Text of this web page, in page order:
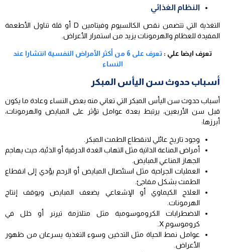
النظام الغذائي
التغذية التي تتضمن نقص الكالسيوم وفيتامين D أو قلة تناول الأطعمة
المفيدة للعظام والهرمونات يزيد من استمرار الأعراض.
تعرف ايضا علي :
تعرف على 6 من أكثر الأمراض النفسية انتشارا عند
النساء
أسباب حدوث سن اليأس المبكر
أسباب حدوث سن اليأس المبكر التي تعاني منه بعض النساء وعادة ما يكون
قبل سن الأربعين، يرتبط بعدة عوامل تؤثر على المبايض والهرمونات،
أبرزها:
وجود تاريخ عائلي لانقطاع الطمث المبكر.
أمراض المناعة الذاتية مثل التهاب الغدة الدرقية أو الذئبة، حيث يهاجم
الجهاز المناعي المبايض.
العمليات الجراحية مثل استئصال المبايض أو الرحم يؤدي إلى انقطاع
الطمث بشكل مفاجئ.
العلاج الكيماوي أو الإشعاعي يضعف المبايض ويوقف إنتاج
الهرمونات.
الاضطرابات الكروموسومية مثل متلازمة تيرنر أو خلل في
كروموسوم X.
عوامل نمط الحياة مثل التدخين وسوء التغذية يسرعان من ظهور
الأعراض.